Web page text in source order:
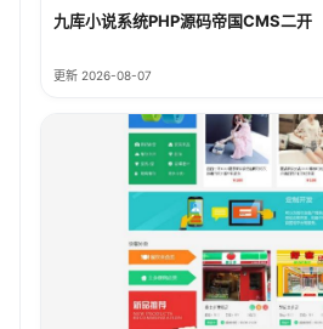
九库小说系统PHP源码帝国CMS二开
更新 2026-08-07